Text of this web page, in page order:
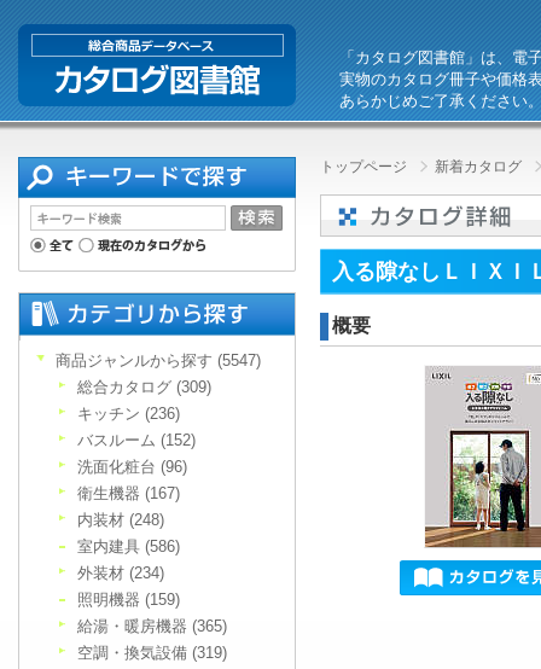
「カタログ図書館」は、電
実物のカタログ冊子や価格
あらかじめご了承ください
トップページ 新着カタログ
入る隙なしＬＩＸＩ
概要
商品ジャンルから探す (5547)
総合カタログ (309)
キッチン (236)
バスルーム (152)
洗面化粧台 (96)
衛生機器 (167)
内装材 (248)
室内建具 (586)
外装材 (234)
照明機器 (159)
給湯・暖房機器 (365)
空調・換気設備 (319)